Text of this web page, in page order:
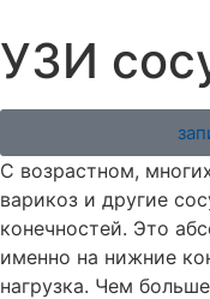
УЗИ
С возрастном,
варикоз и другие
конечностей. Это
именно на нижние
нагрузка. Чем